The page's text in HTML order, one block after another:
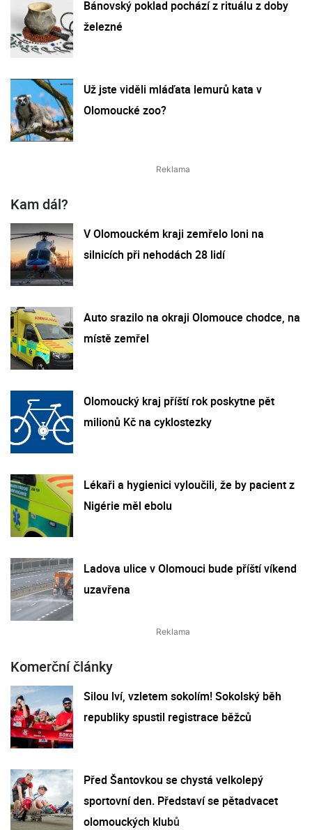
Bánovský poklad pochází z rituálu z doby
železné
Už jste viděli mláďata lemurů kata v
Olomoucké zoo?
Kam dál?
V Olomouckém kraji zemřelo loni na
silnicích při nehodách 28 lidí
Auto srazilo na okraji Olomouce chodce, na
místě zemřel
Olomoucký kraj příští rok poskytne pět
milionů Kč na cyklostezky
Lékaři a hygienici vyloučili, že by pacient z
Nigérie měl ebolu
Ladova ulice v Olomouci bude příští víkend
uzavřena
Komerční články
Silou lví, vzletem sokolím! Sokolský běh
republiky spustil registrace běžců
Před Šantovkou se chystá velkolepý
sportovní den. Představí se pětadvacet
olomouckých klubů